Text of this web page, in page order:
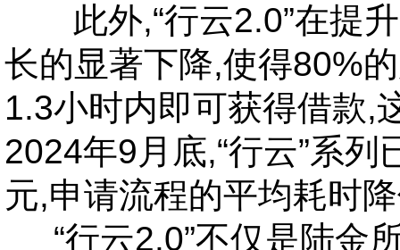
此外,“行云2.0”在提升
长的显著下降,使得80%
1.3小时内即可获得借款,
2024年9月底,“行云”系
元,申请流程的平均耗时
“行云2.0”不仅是陆金